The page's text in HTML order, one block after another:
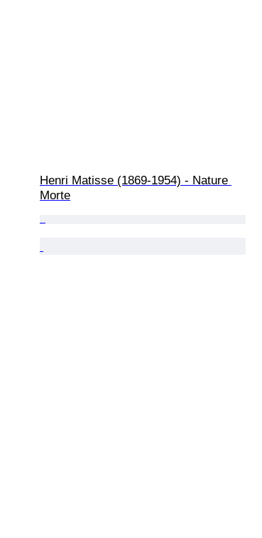
Henri Matisse (1869-1954) - Nature
Morte